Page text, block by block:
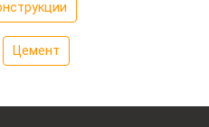
Цемент